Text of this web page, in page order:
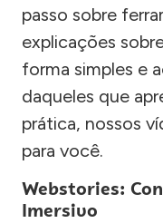
passo sobre
explicações
forma simples e
daqueles que
prática, nossos
para você.
Webstories:
Imersivo